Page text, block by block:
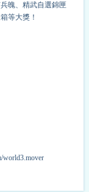
魄、精武自選錦匣
等大獎！
world3.mover